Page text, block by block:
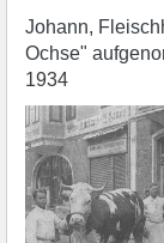
Johann,
Ochse"
1934